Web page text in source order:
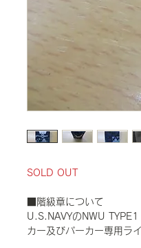
SOLD OUT
■階級章について
U.S.NAVYのNWU
カー及びパーカー専用ラ